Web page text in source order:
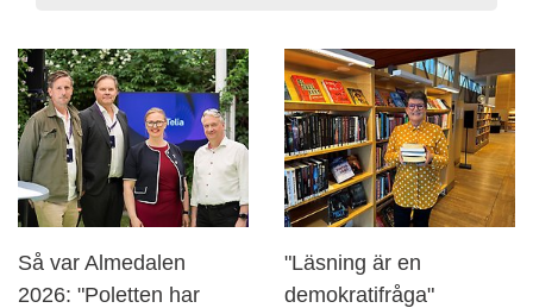
Så var Almedalen
2026: "Poletten har
"Läsning är en
demokratifråga"